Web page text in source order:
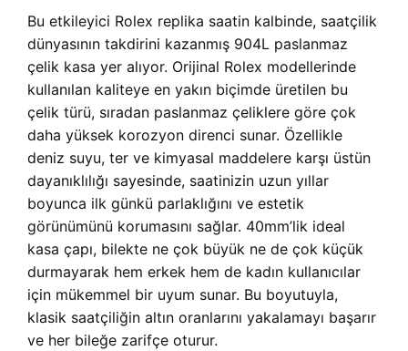
Bu etkileyici Rolex replika saatin kalbinde, saatçilik
dünyasının takdirini kazanmış 904L paslanmaz
çelik kasa yer alıyor. Orijinal Rolex modellerinde
kullanılan kaliteye en yakın biçimde üretilen bu
çelik türü, sıradan paslanmaz çeliklere göre çok
daha yüksek korozyon direnci sunar. Özellikle
deniz suyu, ter ve kimyasal maddelere karşı üstün
dayanıklılığı sayesinde, saatinizin uzun yıllar
boyunca ilk günkü parlaklığını ve estetik
görünümünü korumasını sağlar. 40mm’lik ideal
kasa çapı, bilekte ne çok büyük ne de çok küçük
durmayarak hem erkek hem de kadın kullanıcılar
için mükemmel bir uyum sunar. Bu boyutuyla,
klasik saatçiliğin altın oranlarını yakalamayı başarır
ve her bileğe zarifçe oturur.